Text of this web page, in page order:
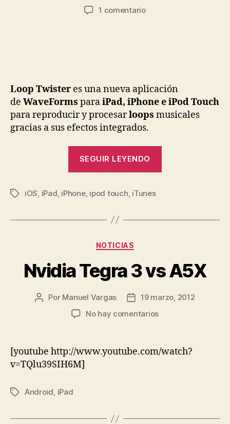
de
1 comentarioen
iPhone,
iPod
Touch.
Loop Twister es una nueva aplicación
de WaveForms paraiPad, iPhone e iPod Touch
para reproducir y procesarloops musicales
gracias a sus efectos integrados.
SEGUIR LEYENDO
iPad,
Touch.»
Etiquetas
iOS, iPad, iPhone, ipod touch, iTunes
Categorías
NOTICIAS
Nvidia Tegra 3 vs A5X
Autor
Por Manuel Vargas
Fecha
de
19 marzo, 2012
No hay comentariosen
3
vs
[youtube http://www.youtube.com/watch?
v=TQlu39SIH6M]
Etiquetas
Android, iPad